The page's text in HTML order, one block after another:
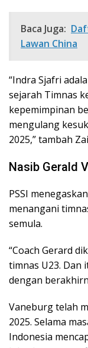
Baca Juga:
Lawan China
“Indra Sjafri
sejarah Timnas
kepemimpinan
mengulang
2025,” tambah
Nasib Gerald
PSSI
menangani
semula.
“Coach Gerard
timnas U23. Dan
dengan
Vaneburg telah
2025. Selama
Indonesia